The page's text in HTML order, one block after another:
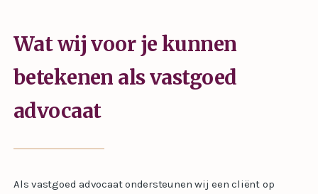
Wat wij voor je kunnen
betekenen als vastgoed
advocaat
Als vastgoed advocaat ondersteunen wij een cliënt op